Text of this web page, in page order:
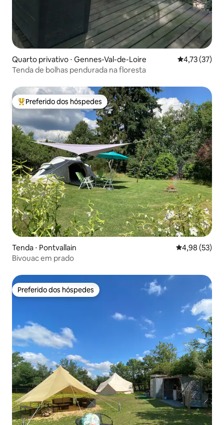
Quarto privativo ⋅ Gennes-Val-de-Loire 4,73 de uma
4,73 (37)
Tenda de bolhas pendurada na floresta
Entre os melhores preferidos dos hóspedes
Preferido dos hóspedes
Tenda ⋅ Pontvallain 4,98 de uma
4,98 (53)
Bivouac em prado
Preferido dos hóspedes
Preferido dos hóspedes